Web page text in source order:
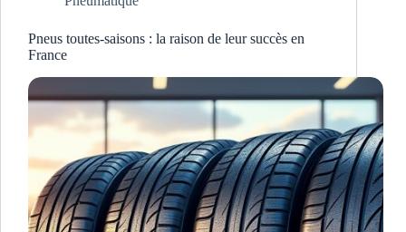
Pneus toutes-saisons : la raison de leur succès en
France